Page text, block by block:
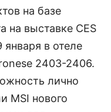
на базе
на выставке CES
в отеле
2403-2406.
лично
MSI нового